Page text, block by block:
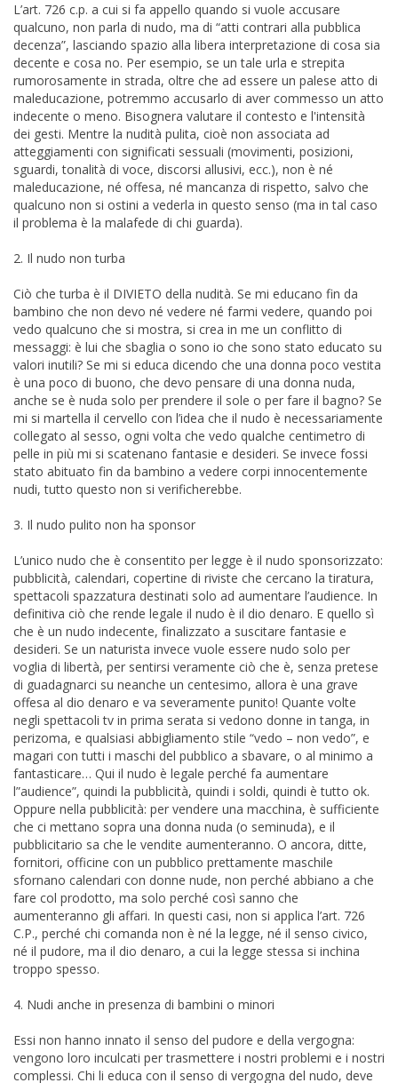
L’art. 726 c.p. a cui si fa appello quando si vuole accusare
qualcuno, non parla di nudo, ma di “atti contrari alla pubblica
decenza”, lasciando spazio alla libera interpretazione di cosa sia
decente e cosa no. Per esempio, se un tale urla e strepita
rumorosamente in strada, oltre che ad essere un palese atto di
maleducazione, potremmo accusarlo di aver commesso un atto
indecente o meno. Bisognera valutare il contesto e l'intensità
dei gesti. Mentre la nudità pulita, cioè non associata ad
atteggiamenti con significati sessuali (movimenti, posizioni,
sguardi, tonalità di voce, discorsi allusivi, ecc.), non è né
maleducazione, né offesa, né mancanza di rispetto, salvo che
qualcuno non si ostini a vederla in questo senso (ma in tal caso
il problema è la malafede di chi guarda).
2. Il nudo non turba
Ciò che turba è il DIVIETO della nudità. Se mi educano fin da
bambino che non devo né vedere né farmi vedere, quando poi
vedo qualcuno che si mostra, si crea in me un conflitto di
messaggi: è lui che sbaglia o sono io che sono stato educato su
valori inutili? Se mi si educa dicendo che una donna poco vestita
è una poco di buono, che devo pensare di una donna nuda,
anche se è nuda solo per prendere il sole o per fare il bagno? Se
mi si martella il cervello con l’idea che il nudo è necessariamente
collegato al sesso, ogni volta che vedo qualche centimetro di
pelle in più mi si scatenano fantasie e desideri. Se invece fossi
stato abituato fin da bambino a vedere corpi innocentemente
nudi, tutto questo non si verificherebbe.
3. Il nudo pulito non ha sponsor
L’unico nudo che è consentito per legge è il nudo sponsorizzato:
pubblicità, calendari, copertine di riviste che cercano la tiratura,
spettacoli spazzatura destinati solo ad aumentare l’audience. In
definitiva ciò che rende legale il nudo è il dio denaro. E quello sì
che è un nudo indecente, finalizzato a suscitare fantasie e
desideri. Se un naturista invece vuole essere nudo solo per
voglia di libertà, per sentirsi veramente ciò che è, senza pretese
di guadagnarci su neanche un centesimo, allora è una grave
offesa al dio denaro e va severamente punito! Quante volte
negli spettacoli tv in prima serata si vedono donne in tanga, in
perizoma, e qualsiasi abbigliamento stile “vedo – non vedo”, e
magari con tutti i maschi del pubblico a sbavare, o al minimo a
fantasticare… Qui il nudo è legale perché fa aumentare
l”audience”, quindi la pubblicità, quindi i soldi, quindi è tutto ok.
Oppure nella pubblicità: per vendere una macchina, è sufficiente
che ci mettano sopra una donna nuda (o seminuda), e il
pubblicitario sa che le vendite aumenteranno. O ancora, ditte,
fornitori, officine con un pubblico prettamente maschile
sfornano calendari con donne nude, non perché abbiano a che
fare col prodotto, ma solo perché così sanno che
aumenteranno gli affari. In questi casi, non si applica l’art. 726
C.P., perché chi comanda non è né la legge, né il senso civico,
né il pudore, ma il dio denaro, a cui la legge stessa si inchina
troppo spesso.
4. Nudi anche in presenza di bambini o minori
Essi non hanno innato il senso del pudore e della vergogna:
vengono loro inculcati per trasmettere i nostri problemi e i nostri
complessi. Chi li educa con il senso di vergogna del nudo, deve